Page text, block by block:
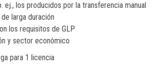
los producidos por la transferencia manual
larga duración
los requisitos de GLP
y sector económico
para 1 licencia